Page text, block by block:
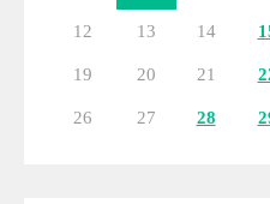
12 13 14
19 20 21
26 27 28